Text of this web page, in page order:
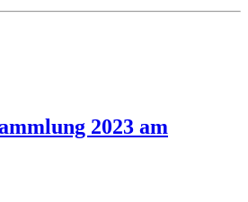
2023 am